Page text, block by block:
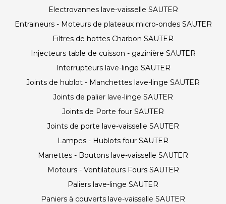
Electrovannes lave-vaisselle SAUTER
Entraineurs - Moteurs de plateaux micro-ondes SAUTER
Filtres de hottes Charbon SAUTER
Injecteurs table de cuisson - gazinière SAUTER
Interrupteurs lave-linge SAUTER
Joints de hublot - Manchettes lave-linge SAUTER
Joints de palier lave-linge SAUTER
Joints de Porte four SAUTER
Joints de porte lave-vaisselle SAUTER
Lampes - Hublots four SAUTER
Manettes - Boutons lave-vaisselle SAUTER
Moteurs - Ventilateurs Fours SAUTER
Paliers lave-linge SAUTER
Paniers à couverts lave-vaisselle SAUTER